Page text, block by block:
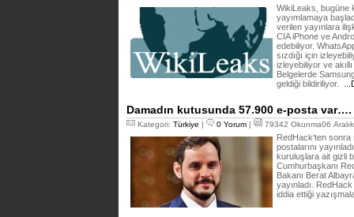
WikiLeaks, bugüne
yayımlamaya
verilen yayınlara
CIA iPhone ve
edebiliyor.
sızdığı için
izleyebiliyor ve
Belgelerde
geldiği bildiriliyor.
Damadın kutusunda 57.900 e-posta var….
Kategori: Türkiye | 0 Yorum | 79342 Okunma06
RedHack'ten sonra
postalarını
kuruluşlara ait gizli
Cumhurbaşkanı
Bakanı Berat
yayınladı.
iddia ettiği